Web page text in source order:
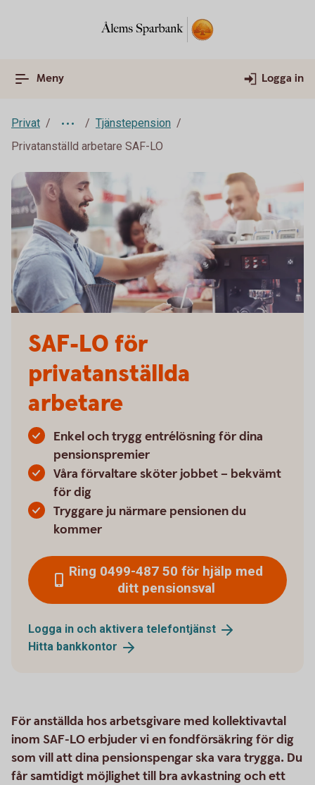
Meny Logga in
Privat
Tjänstepension
Privatanställd arbetare SAF-LO
SAF-LO för
privatanställda
arbetare
Enkel och trygg entrélösning för dina
pensionspremier
Våra förvaltare sköter jobbet – bekvämt
för dig
Tryggare ju närmare pensionen du
kommer
Ring 0499-487 50 för hjälp med
ditt pensionsval
Logga in och aktivera telefontjänst
Hitta bankkontor
För anställda hos arbetsgivare med kollektivavtal
inom SAF-LO erbjuder vi en fondförsäkring för dig
som vill att dina pensionspengar ska vara trygga. Du
får samtidigt möjlighet till bra avkastning och ett